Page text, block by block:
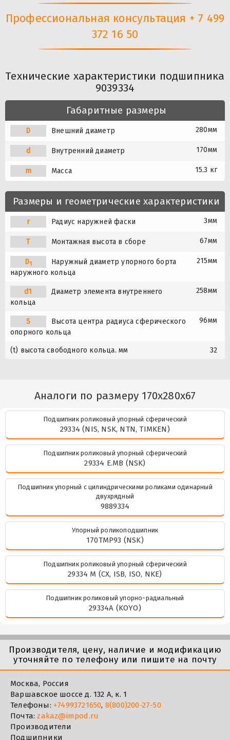
Профессиональная консультация + 7 499
372 16 50
Технические характеристики подшипника
9039334
Габаритные размеры
D Внешний диаметр 280мм
d Внутренний диаметр 170мм
m Масса 15.3 кг
Размеры и геометрические характеристики
r Радиус наружней фаски 3мм
T Монтажная высота в сборе 67мм
D1
Наружный диаметр упорного борта
наружного кольца
215мм
d1
Диаметр элемента внутреннего
кольца
258мм
S
Высота центра радиуса сферического
опорного кольца
96мм
(t) высота свободного кольца. мм 32
Аналоги по размеру 170x280x67
Подшипник роликовый упорный сферический
29334 (NIS, NSK, NTN, TIMKEN)
Подшипник роликовый упорный сферический
29334 E.MB (NSK)
Подшипник упорный с цилиндрическими роликами одинарный
двухрядный
9889334
Упорный роликоподшипник
170TMP93 (NSK)
Подшипник роликовый упорный сферический
29334 M (CX, ISB, ISO, NKE)
Подшипник роликовый упорно-радиальный
29334A (KOYO)
Производителя, цену, наличие и модификацию
уточняйте по телефону или пишите на почту
Москва, Россия
Варшавское шоссе д. 132 А, к. 1
Телефоны: +74993721650, 8(800)200-27-50
Почта:zakaz@impod.ru
Производители
Подшипники